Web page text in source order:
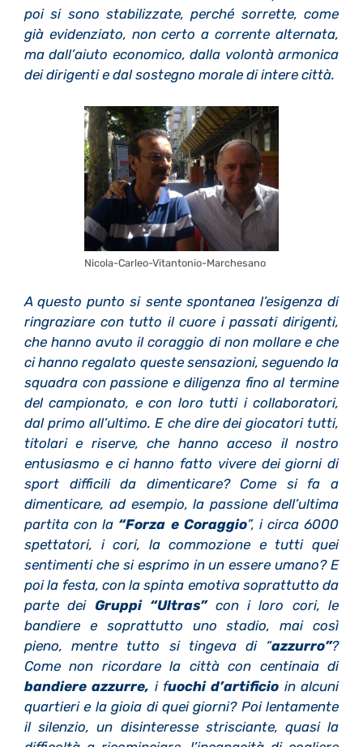
poi si sono stabilizzate, perché sorrette, come
già evidenziato, non certo a corrente alternata,
ma dall’aiuto economico, dalla volontà armonica
dei dirigenti e dal sostegno morale di intere città.
Nicola-Carleo-Vitantonio-Marchesano
A questo punto si sente spontanea l’esigenza di
ringraziare con tutto il cuore i passati dirigenti,
che hanno avuto il coraggio di non mollare e che
ci hanno regalato queste sensazioni, seguendo la
squadra con passione e diligenza fino al termine
del campionato, e con loro tutti i collaboratori,
dal primo all’ultimo. E che dire dei giocatori tutti,
titolari e riserve, che hanno acceso il nostro
entusiasmo e ci hanno fatto vivere dei giorni di
sport difficili da dimenticare? Come si fa a
dimenticare, ad esempio, la passione dell’ultima
partita con la “Forza e Coraggio”, i circa 6000
spettatori, i cori, la commozione e tutti quei
sentimenti che si esprimo in un essere umano? E
poi la festa, con la spinta emotiva soprattutto da
parte dei Gruppi “Ultras”con i loro cori, le
bandiere e soprattutto uno stadio, mai così
pieno, mentre tutto si tingeva di “azzurro”?
Come non ricordare la città con centinaia di
bandiere azzurre, i fuochi d’artificio in alcuni
quartieri e la gioia di quei giorni? Poi lentamente
il silenzio, un disinteresse strisciante, quasi la